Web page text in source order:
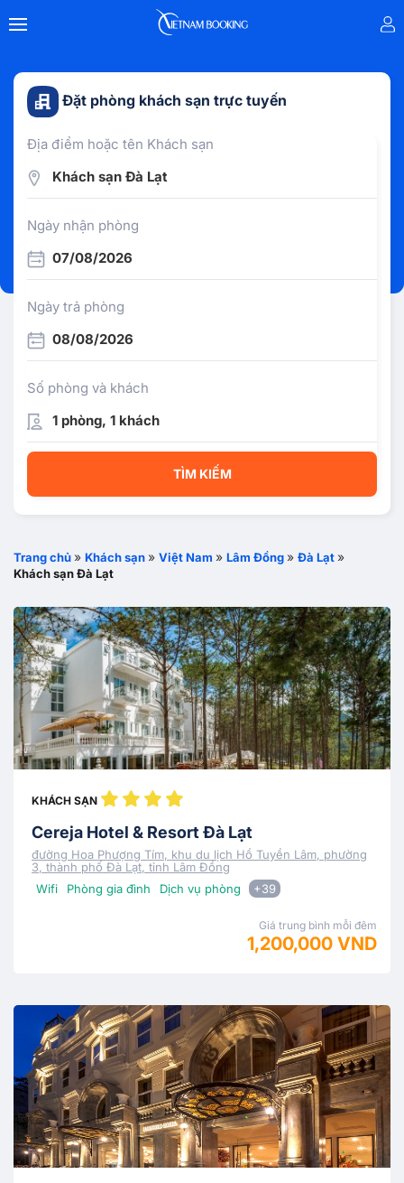
Đặt phòng khách sạn trực tuyến
Địa điểm hoặc tên Khách sạn
Khách sạn Đà Lạt
Ngày nhận phòng
07/08/2026
Ngày trả phòng
08/08/2026
Số phòng và khách
1 phòng, 1 khách
TÌM KIẾM
Trang chủ » Khách sạn » Việt Nam » Lâm Đồng » Đà Lạt »
Khách sạn Đà Lạt
KHÁCH SẠN
Cereja Hotel & Resort Đà Lạt
đường Hoa Phượng Tím, khu du lịch Hồ Tuyền Lâm, phường
3, thành phố Đà Lạt, tỉnh Lâm Đồng
Wifi
Phòng gia đình Dịch vụ phòng +39
Giá trung bình mỗi đêm
1,200,000 VND